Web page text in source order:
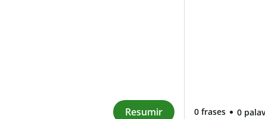
Resumir 0 frases 0